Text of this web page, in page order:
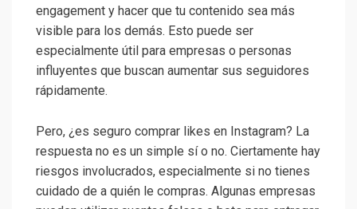
engagement y hacer que tu contenido sea más
visible para los demás. Esto puede ser
especialmente útil para empresas o personas
influyentes que buscan aumentar sus seguidores
rápidamente.
Pero, ¿es seguro comprar likes en Instagram? La
respuesta no es un simple sí o no. Ciertamente hay
riesgos involucrados, especialmente si no tienes
cuidado de a quién le compras. Algunas empresas